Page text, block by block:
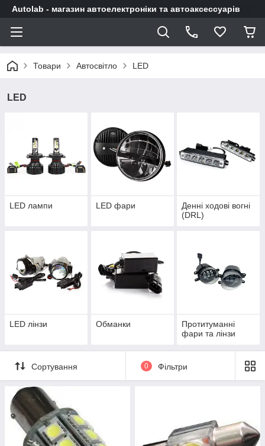
Autolab - магазин автоелектроніки та автоаксессуарів
Товари Автосвітло LED
LED
LED лампи LED фари
Денні ходові вогні
(DRL)
LED лінзи Обманки
Протитуманні
фари та лінзи
Сортування 0 Фільтри